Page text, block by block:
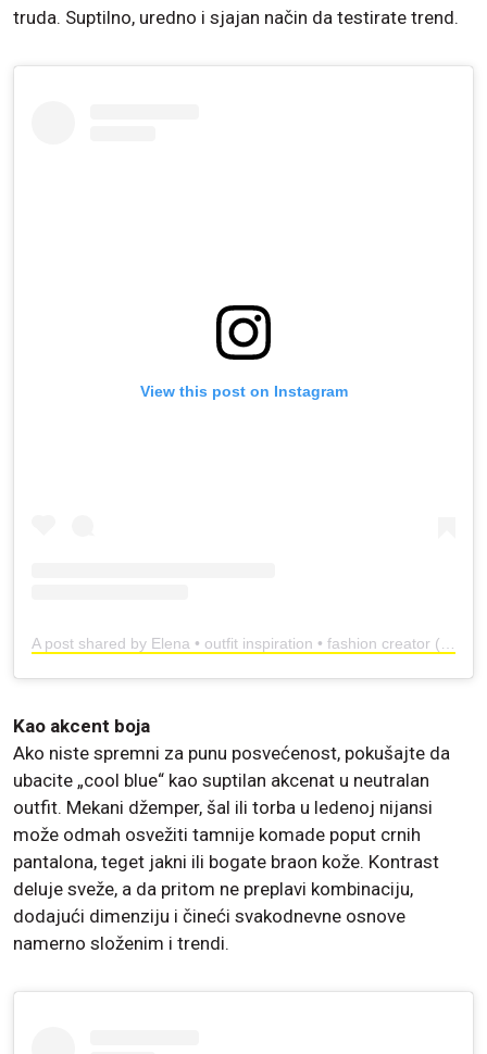
truda. Suptilno, uredno i sjajan način da testirate trend.
View this post on Instagram
A post shared by Elena • outfit inspiration • fashion creator (@elenalenakkk)
Kao akcent boja
Ako niste spremni za punu posvećenost, pokušajte da
ubacite „cool blue“ kao suptilan akcenat u neutralan
outfit. Mekani džemper, šal ili torba u ledenoj nijansi
može odmah osvežiti tamnije komade poput crnih
pantalona, teget jakni ili bogate braon kože. Kontrast
deluje sveže, a da pritom ne preplavi kombinaciju,
dodajući dimenziju i čineći svakodnevne osnove
namerno složenim i trendi.